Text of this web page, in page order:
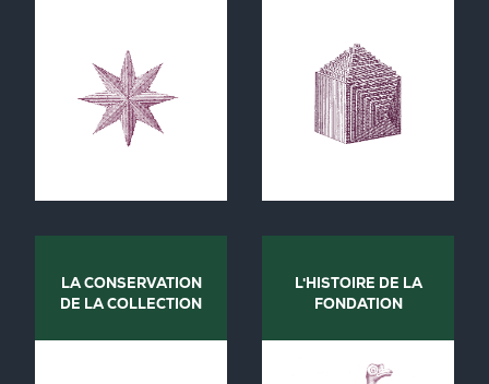
LA CONSERVATION
DE LA COLLECTION
L'HISTOIRE DE LA
FONDATION